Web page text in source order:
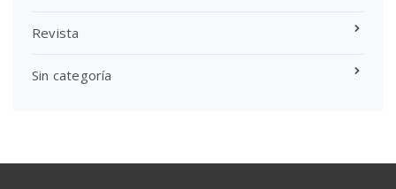
Revista
Sin categoría